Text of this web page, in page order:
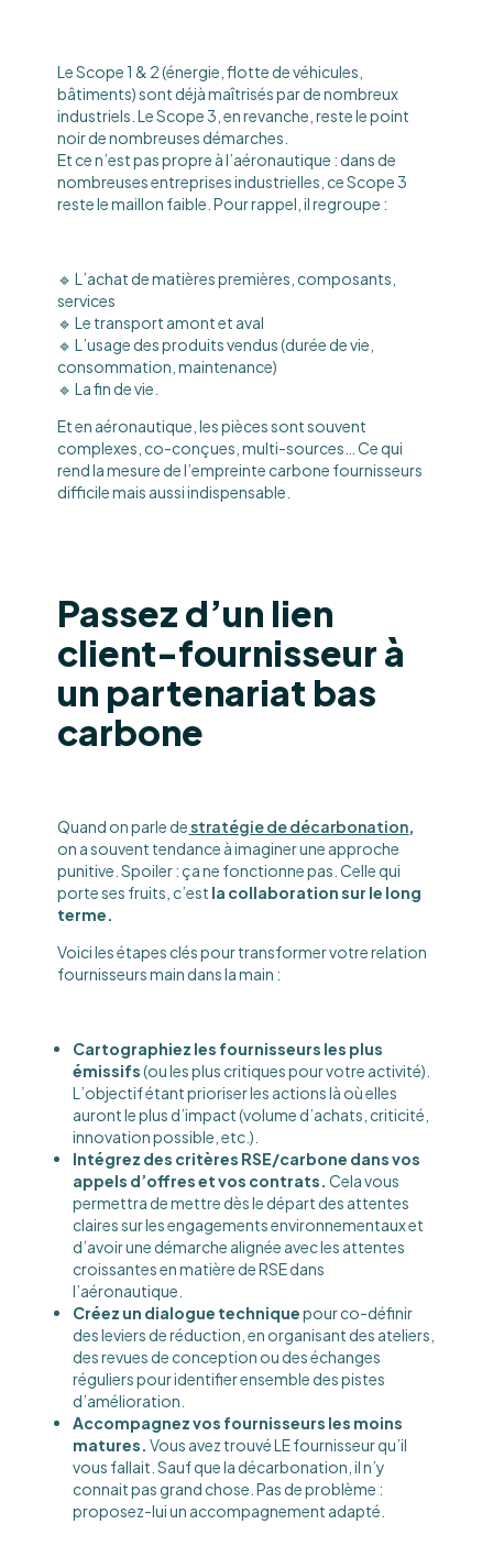
Le Scope 1 & 2 (énergie, flotte de véhicules,
bâtiments) sont déjà maîtrisés par de nombreux
industriels. Le Scope 3, en revanche, reste le point
noir de nombreuses démarches.
Et ce n’est pas propre à l’aéronautique : dans de
nombreuses entreprises industrielles, ce Scope 3
reste le maillon faible. Pour rappel, il regroupe :
🔹 L’achat de matières premières, composants,
services
🔹 Le transport amont et aval
🔹 L’usage des produits vendus (durée de vie,
consommation, maintenance)
🔹 La fin de vie.
Et en aéronautique, les pièces sont souvent
complexes, co-conçues, multi-sources… Ce qui
rend la mesure de l’empreinte carbone fournisseurs
difficile mais aussi indispensable.
Passez d’un lien
client-fournisseur à
un partenariat bas
carbone
Quand on parle destratégie de décarbonation,
on a souvent tendance à imaginer une approche
punitive. Spoiler : ça ne fonctionne pas. Celle qui
porte ses fruits, c’est la collaboration sur le long
terme.
Voici les étapes clés pour transformer votre relation
fournisseurs main dans la main :
Cartographiez les fournisseurs les plus
émissifs(ou les plus critiques pour votre activité).
L’objectif étant prioriser les actions là où elles
auront le plus d’impact (volume d’achats, criticité,
innovation possible, etc.).
Intégrez des critères RSE/carbone dans vos
appels d’offres et vos contrats. Cela vous
permettra de mettre dès le départ des attentes
claires sur les engagements environnementaux et
d’avoir une démarche alignée avec les attentes
croissantes en matière de RSE dans
l’aéronautique.
Créez un dialogue techniquepour co-définir
des leviers de réduction, en organisant des ateliers,
des revues de conception ou des échanges
réguliers pour identifier ensemble des pistes
d’amélioration.
Accompagnez vos fournisseurs les moins
matures. Vous avez trouvé LE fournisseur qu’il
vous fallait. Sauf que la décarbonation, il n’y
connait pas grand chose. Pas de problème :
proposez-lui un accompagnement adapté.